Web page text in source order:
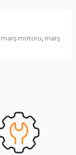
marş motoru, marş